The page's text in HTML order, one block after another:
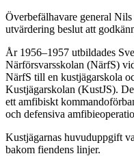
Överbefälhavare general
utvärdering beslut att
År 1956–1957 utbildades
Närförsvarsskolan (NärfS)
NärfS till en kustjägarskola
Kustjägarskolan (KustJS).
ett amfibiskt
och defensiva
Kustjägarnas huvuduppgift
bakom fiendens linjer.